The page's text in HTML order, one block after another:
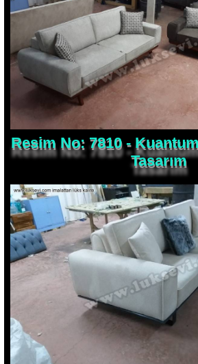
Resim No: 7810 -
Tasarım